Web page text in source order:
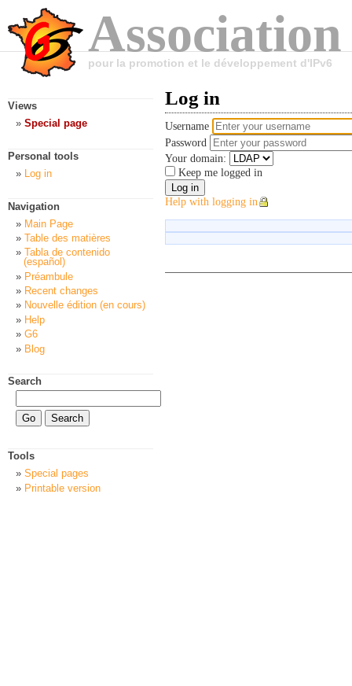
pour la promotion et le développement d'IPv6
Log in
Username
Password
Your domain:
Keep me logged in
Help with logging in
Views
Special page
Personal tools
Log in
Navigation
Main Page
Table des matières
Tabla de contenido
(español)
Préambule
Recent changes
Nouvelle édition (en cours)
Help
G6
Blog
Search
Tools
Special pages
Printable version